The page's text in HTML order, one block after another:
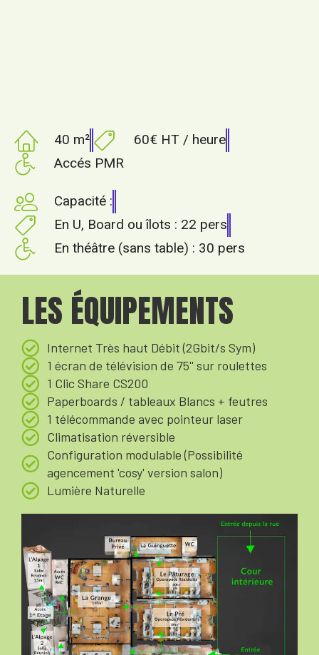
40 m²
60€ HT / heure
Accés PMR
Capacité :
En U, Board ou îlots : 22 pers
En théâtre (sans table) : 30 pers
LES ÉQUIPEMENTS
Internet Très haut Débit (2Gbit/s Sym)
1 écran de télévision de 75'' sur roulettes
1 Clic Share CS200
Paperboards / tableaux Blancs + feutres
1 télécommande avec pointeur laser
Climatisation réversible
Configuration modulable (Possibilité
agencement 'cosy' version salon)
Lumière Naturelle